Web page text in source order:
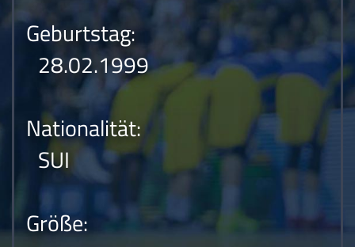
Geburtstag:
28.02.1999
Nationalität:
SUI
Größe: